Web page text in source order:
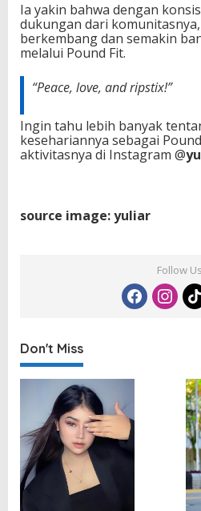
Ia yakin bahwa dengan
dukungan dari
berkembang dan semakin
melalui Pound Fit.
“Peace, love, and ripstix!”
Ingin tahu lebih banyak
kesehariannya sebagai
aktivitasnya di Instagram @
source image: yuliar
Follow Us
Don't Miss